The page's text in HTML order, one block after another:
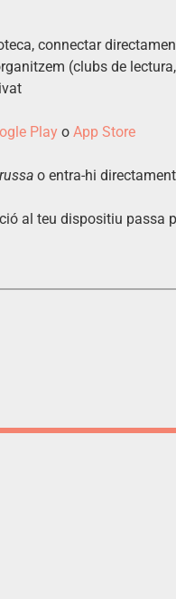
connectar
(clubs de
Play o App Store
o entra-hi
al teu dispositiu passa